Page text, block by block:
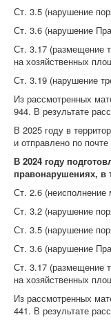
Ст. 3.5 (нарушение
Ст. 3.6 (нарушение
Ст. 3.17 (размещение
на хозяйственных
Ст. 3.19 (нарушение
Из рассмотренных
944. В результате
В 2025 году в
и отправлено по
В 2024 году
правонарушениях, в
Ст. 2.6 (неисполнение
Ст. 3.2 (нарушение
Ст. 3.5 (нарушение
Ст. 3.6 (нарушение
Ст. 3.17 (размещение
на хозяйственных
Из рассмотренных
441. В результате